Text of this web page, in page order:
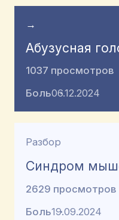
→
Абузусная
1037 просмотров
Боль06.12.2024
Разбор
Синдром
2629 просмотров
Боль19.09.2024